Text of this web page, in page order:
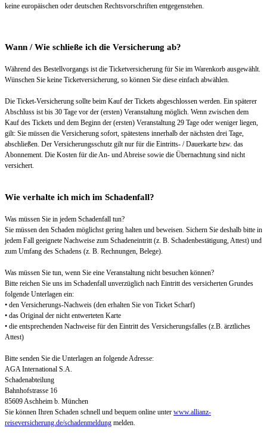
keine europäischen oder deutschen Rechtsvorschriften entgegenstehen.
Wann / Wie schließe ich die Versicherung ab?
Während des Bestellvorgangs ist die Ticketversicherung für Sie im Warenkorb ausgewählt.
Wünschen Sie keine Ticketversicherung, so können Sie diese einfach abwählen.
Die Ticket-Versicherung sollte beim Kauf der Tickets abgeschlossen werden. Ein späterer
Abschluss ist bis 30 Tage vor der (ersten) Veranstaltung möglich. Wenn zwischen dem
Kauf des Tickets und dem Beginn der (ersten) Veranstaltung 29 Tage oder weniger liegen,
gilt: Sie müssen die Versicherung sofort, spätestens innerhalb der nächsten drei Tage,
abschließen. Der Versicherungsschutz gilt nur für die Eintritts- / Dauerkarte bzw. das
Abonnement. Die Kosten für die An- und Abreise sowie die Übernachtung sind nicht
versichert.
Wie verhalte ich mich im Schadenfall?
Was müssen Sie in jedem Schadenfall tun?
Sie müssen den Schaden möglichst gering halten und beweisen. Sichern Sie deshalb bitte in
jedem Fall geeignete Nachweise zum Schadeneintritt (z. B. Schadenbestätigung, Attest) und
zum Umfang des Schadens (z. B. Rechnungen, Belege).
Was müssen Sie tun, wenn Sie eine Veranstaltung nicht besuchen können?
Bitte reichen Sie uns im Schadenfall unverzüglich nach Eintritt des versicherten Grundes
folgende Unterlagen ein:
• den Versicherungs-Nachweis (den erhalten Sie von Ticket Scharf)
• das Original der nicht entwerteten Karte
• die entsprechenden Nachweise für den Eintritt des Versicherungsfalles (z.B. ärztliches
Attest)
Bitte senden Sie die Unterlagen an folgende Adresse:
AGA International S.A.
Schadenabteilung
Bahnhofstrasse 16
85609 Aschheim b. München
Sie können Ihren Schaden schnell und bequem online unter www.allianz-
reiseversicherung.de/schadenmeldung melden.